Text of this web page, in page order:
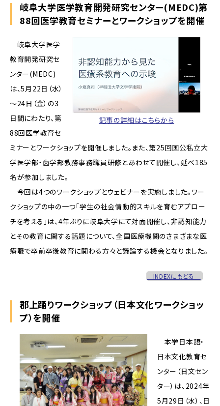
岐阜大学医学教育開発研究センター(MEDC)第
88回医学教育セミナーとワークショップを開催
記事の詳細はこちらから
岐阜大学医学
教育開発研究セ
ンター(MEDC)
は、5月22日（水）
～24日（金）の3
日間にわたり、第
88回医学教育セ
ミナーとワークショップを開催しました。また、第25回国公私立大
学医学部・歯学部教務事務職員研修とあわせて開催し、延べ185
名が参加しました。
今回は4つのワークショップとウェビナーを実施しました。ワー
クショップの中の一つ「学生の社会情動的スキルを育むアプロー
チを考える」は、4年ぶりに岐阜大学にて対面開催し、非認知能力
とその教育に関する話題について、全国医療機関のさまざまな医
療職で卒前卒後教育に関わる方々と議論する機会となりました。
INDEXにもどる
郡上踊りワークショップ（日本文化ワークショッ
プ）を開催
本学日本語・
日本文化教育セ
ンター（日文セン
ター）は、2024年
5月29日（水）、日